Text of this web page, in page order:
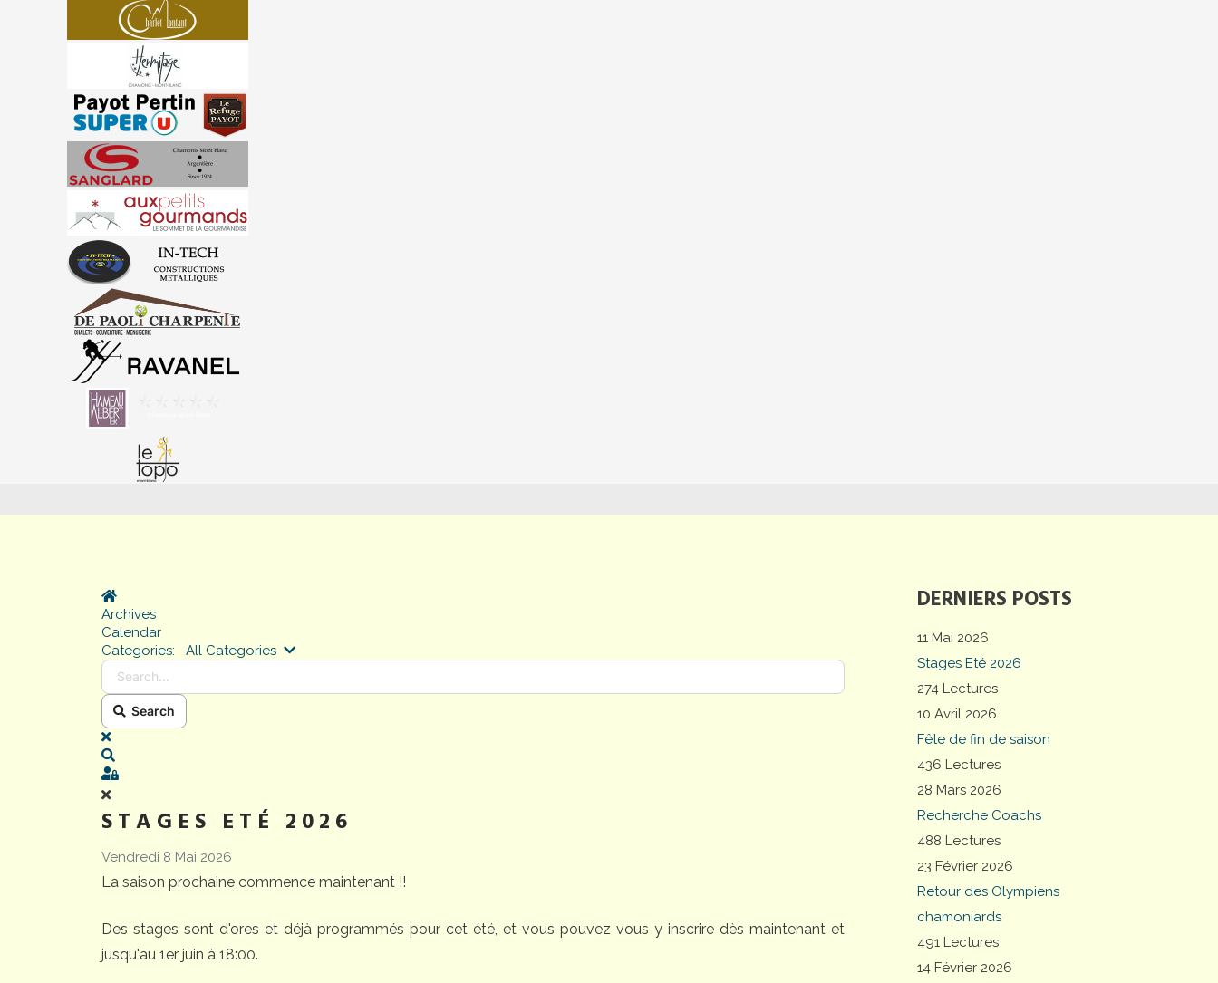
DERNIERS POSTS
11 Mai 2026
Stages Eté 2026
274 Lectures
10 Avril 2026
Fête de fin de saison
436 Lectures
28 Mars 2026
Recherche Coachs
488 Lectures
23 Février 2026
Retour des Olympiens
chamoniards
491 Lectures
14 Février 2026
Home
Archives
Calendar
Categories:
All Categories Search...
Search
x
Sign In
STAGES ETÉ 2026
Vendredi 8 Mai 2026
La saison prochaine commence maintenant !!
Des stages sont d'ores et déjà programmés pour cet été, et vous pouvez vous y inscrire dès maintenant et
jusqu'au 1er juin à 18:00.